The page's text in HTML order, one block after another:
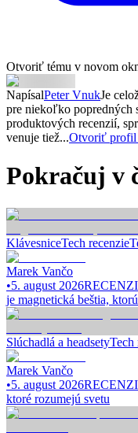
Otvoriť tému v novom
NapísalPeter VnukJe
pre niekoľko popredných
produktových recenzií,
venuje tiež...Otvoriť
Pokračuj v
KlávesniceTech recenzie
Marek Vančo
•5. august 2026
je magnetická beštia,
Slúchadlá a headsetyTech
Marek Vančo
•5. august 2026
ktoré rozumejú svetu